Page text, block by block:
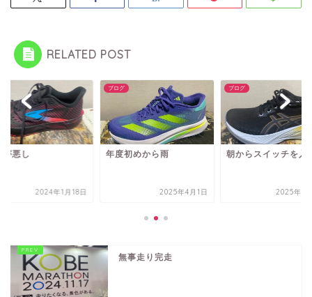
RELATED POST
が悪し
2024年1月18日
ブログ
年度初めから雨
2025年4月1日
ブログ
朝からスイッチを入
2025年8
無事走り完走